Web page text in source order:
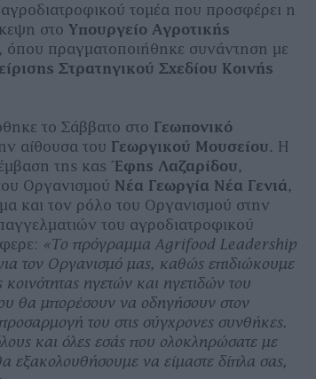
τομέα που προσφέρει η
στο Υπουργείο Αγροτικής
, όπου πραγματοποιήθηκε συνάντηση με
Στρατηγικού Σχεδίου Κοινής
το Σάββατο στο Γεωπονικό
αίθουσα του Γεωργικού Μουσείου. Η
της κας Έφης Λαζαρίδου,
Οργανισμού Νέα Γεωργία Νέα Γενιά,
και τον ρόλο του Οργανισμού στην
του αγροδιατροφικού
«Το πρόγραμμα Agrifood Leadership
τον Οργανισμό μας, καθώς επιδιώκουμε
ηγετών και ηγετιδών του
θα μπορέσουν να οδηγήσουν στον
του στις σύγχρονες συνθήκες.
και όλες εσάς που ολοκληρώσατε με
εξακολουθήσουμε να είμαστε δίπλα σας,